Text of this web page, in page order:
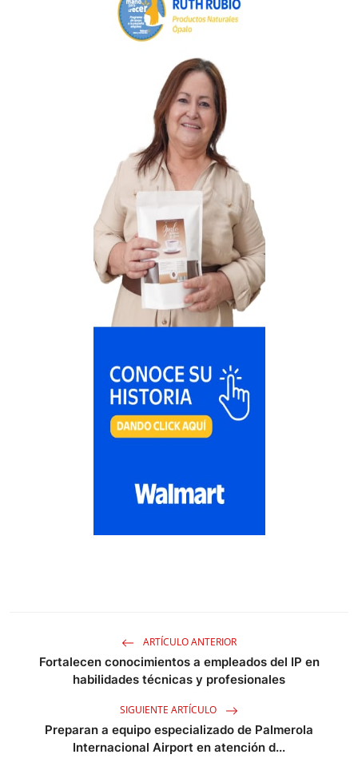
ARTÍCULO ANTERIOR
Fortalecen conocimientos a empleados del IP en
habilidades técnicas y profesionales
SIGUIENTE ARTÍCULO
Preparan a equipo especializado de Palmerola
Internacional Airport en atención d...